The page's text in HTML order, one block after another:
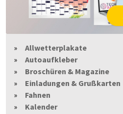
Allwetterplakate
Autoaufkleber
Broschüren & Magazine
Einladungen & Grußkarten
Fahnen
Kalender